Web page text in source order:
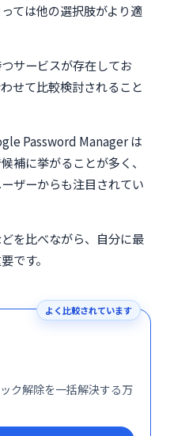
ては他の選択肢がより適
サービスが存在してお
せて比較検討されること
Password Manager は
に挙がることが多く、
ザーからも注目されてい
を比べながら、自分に最
です。
よく比較されています
ク解除を一括解決する万